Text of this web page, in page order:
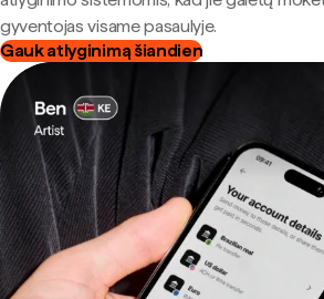
gyventojas visame pasaulyje.
Gauk atlyginimą šiandien